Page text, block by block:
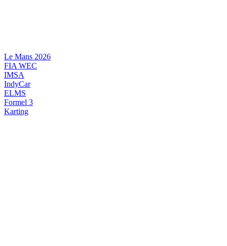
Le Mans 2026
FIA WEC
IMSA
IndyCar
ELMS
Formel 3
Karting